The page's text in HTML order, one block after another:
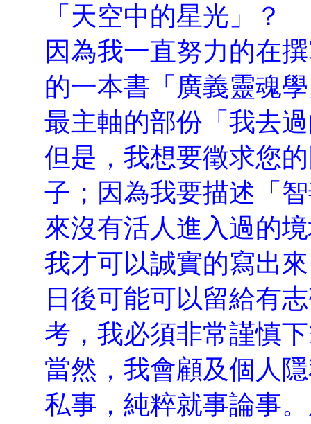
「天空中的星光」？
因為我一直努力的在
的一本書「廣義靈魂
最主軸的部份「我去
但是，我想要徵求您
子；因為我要描述「
來沒有活人進入過的
我才可以誠實的寫出
日後可能可以留給有
考，我必須非常謹慎
當然，我會顧及個人
私事，純粹就事論事